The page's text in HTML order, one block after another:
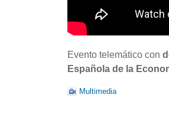
Evento telemático con
Española de la
Multimedia